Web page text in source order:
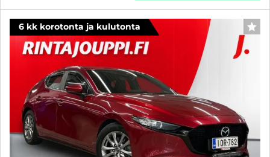
6 kk korotonta ja kulutonta